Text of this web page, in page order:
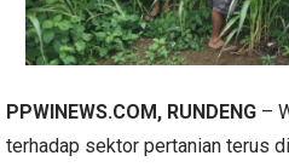
PPWINEWS.COM, RUNDENG –
terhadap sektor pertanian terus